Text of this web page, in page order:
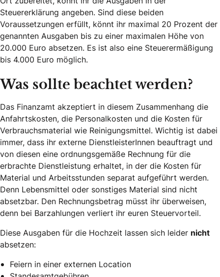
Steuererklärung angeben. Sind diese beiden
Voraussetzungen erfüllt, könnt ihr maximal 20 Prozent der
genannten Ausgaben bis zu einer maximalen Höhe von
20.000 Euro absetzen. Es ist also eine Steuerermäßigung
bis 4.000 Euro möglich.
Was sollte beachtet werden?
Das Finanzamt akzeptiert in diesem Zusammenhang die
Anfahrtskosten, die Personalkosten und die Kosten für
Verbrauchsmaterial wie Reinigungsmittel. Wichtig ist dabei
immer, dass ihr externe DienstleisterInnen beauftragt und
von diesen eine ordnungsgemäße Rechnung für die
erbrachte Dienstleistung erhaltet, in der die Kosten für
Material und Arbeitsstunden separat aufgeführt werden.
Denn Lebensmittel oder sonstiges Material sind nicht
absetzbar. Den Rechnungsbetrag müsst ihr überweisen,
denn bei Barzahlungen verliert ihr euren Steuervorteil.
Diese Ausgaben für die Hochzeit lassen sich leider nicht
absetzen:
Feiern in einer externen Location